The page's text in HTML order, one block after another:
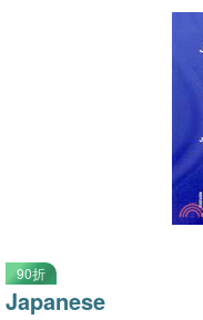
90折
Japanese